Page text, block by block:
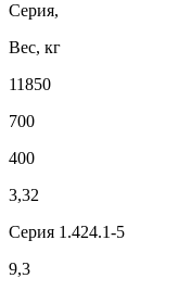
Серия,
Вес, кг
11850
700
400
3,32
Серия 1.424.1-5
9,3